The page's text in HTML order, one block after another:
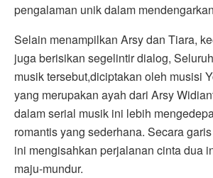
pengalaman unik dalam
Selain menampilkan Arsy dan Tiara,
juga berisikan segelintir dialog,
musik tersebut,diciptakan oleh musisi
yang merupakan ayah dari Arsy
dalam serial musik ini lebih
romantis yang sederhana. Secara
ini mengisahkan perjalanan cinta dua
maju-mundur.